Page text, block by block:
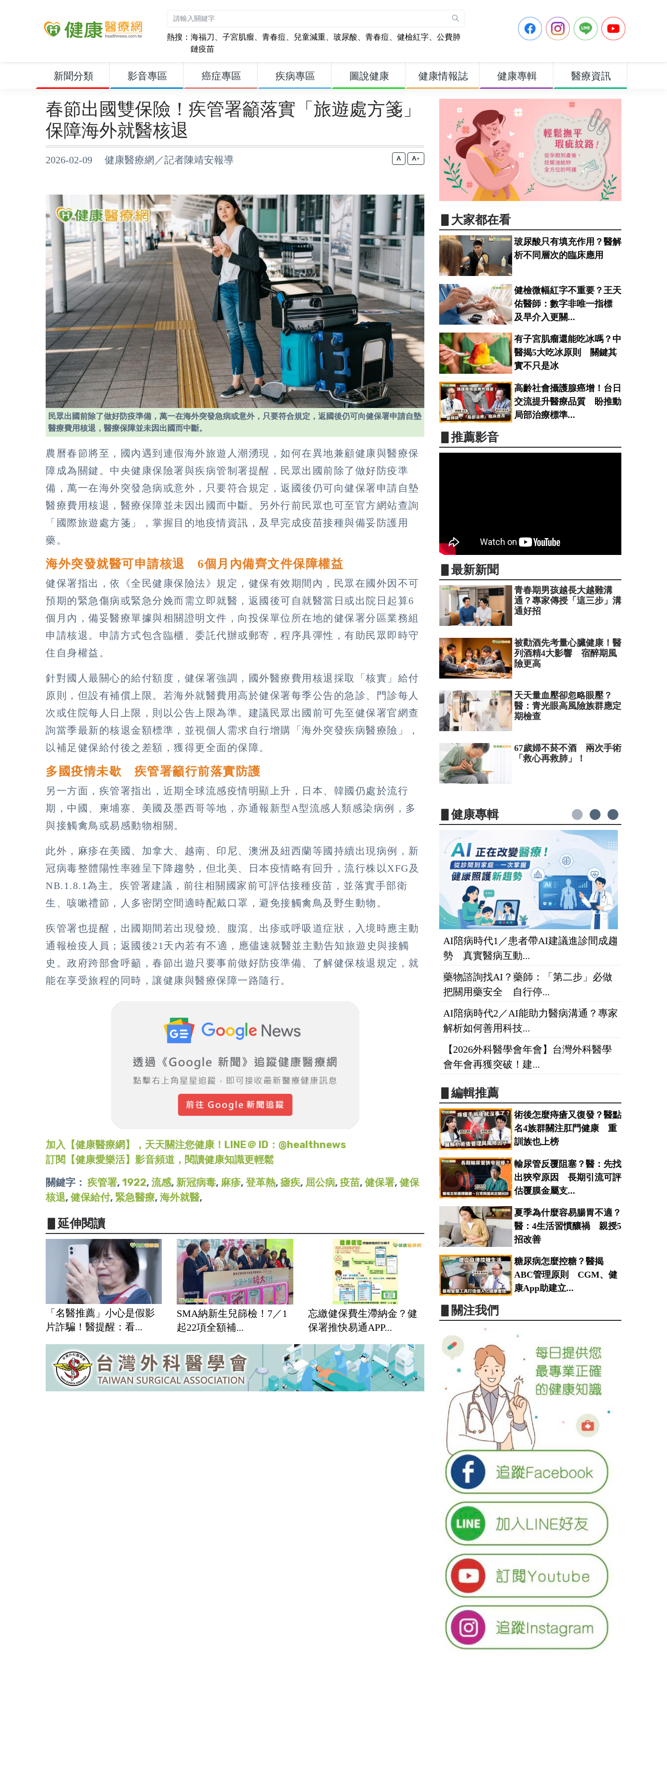
熱搜： 海福刀 、 子宮肌瘤、 青春痘、 兒童減重、 玻尿酸、 青春痘、 健檢紅字、 公費肺
鏈疫苗
新聞分類 影音專區 癌症專區 疾病專區 圖說健康 健康情報誌 健康專輯 醫療資訊
春節出國雙保險！疾管署籲落實「旅遊處方箋」
保障海外就醫核退
2026-02-09 健康醫療網／記者陳靖安報導 +
民眾出國前除了做好防疫準備，萬一在海外突發急病或意外，只要符合規定，返國後仍可向健保署申請自墊
醫療費用核退，醫療保障並未因出國而中斷。
農曆春節將至，國內遇到連假海外旅遊人潮湧現，如何在異地兼顧健康與醫療保
障成為關鍵。中央健康保險署與疾病管制署提醒，民眾出國前除了做好防疫準
備，萬一在海外突發急病或意外，只要符合規定，返國後仍可向健保署申請自墊
醫療費用核退，醫療保障並未因出國而中斷。另外行前民眾也可至官方網站查詢
「國際旅遊處方箋」，掌握目的地疫情資訊，及早完成疫苗接種與備妥防護用
藥。
海外突發就醫可申請核退 6個月內備齊文件保障權益
健保署指出，依《全民健康保險法》規定，健保有效期間內，民眾在國外因不可
預期的緊急傷病或緊急分娩而需立即就醫，返國後可自就醫當日或出院日起算6
個月內，備妥醫療單據與相關證明文件，向投保單位所在地的健保署分區業務組
申請核退。申請方式包含臨櫃、委託代辦或郵寄，程序具彈性，有助民眾即時守
住自身權益。
針對國人最關心的給付額度，健保署強調，國外醫療費用核退採取「核實」給付
原則，但設有補償上限。若海外就醫費用高於健保署每季公告的急診、門診每人
次或住院每人日上限，則以公告上限為準。建議民眾出國前可先至健保署官網查
詢當季最新的核退金額標準，並視個人需求自行增購「海外突發疾病醫療險」，
以補足健保給付後之差額，獲得更全面的保障。
多國疫情未歇 疾管署籲行前落實防護
另一方面，疾管署指出，近期全球流感疫情明顯上升，日本、韓國仍處於流行
期，中國、柬埔寨、美國及墨西哥等地，亦通報新型A型流感人類感染病例，多
與接觸禽鳥或易感動物相關。
此外，麻疹在美國、加拿大、越南、印尼、澳洲及紐西蘭等國持續出現病例，新
冠病毒整體陽性率雖呈下降趨勢，但北美、日本疫情略有回升，流行株以XFG及
NB.1.8.1為主。疾管署建議，前往相關國家前可評估接種疫苗，並落實手部衛
生、咳嗽禮節，人多密閉空間適時配戴口罩，避免接觸禽鳥及野生動物。
疾管署也提醒，出國期間若出現發燒、腹瀉、出疹或呼吸道症狀，入境時應主動
通報檢疫人員；返國後21天內若有不適，應儘速就醫並主動告知旅遊史與接觸
史。政府跨部會呼籲，春節出遊只要事前做好防疫準備、了解健保核退規定，就
能在享受旅程的同時，讓健康與醫療保障一路隨行。
加入【健康醫療網】，天天關注您健康！LINE＠ ID：@healthnews
訂閱【健康愛樂活】影音頻道，閱讀健康知識更輕鬆
關鍵字： 疾管署, 1922, 流感, 新冠病毒, 麻疹, 登革熱,瘧疾, 屈公病, 疫苗, 健保署, 健保
核退, 健保給付, 緊急醫療, 海外就醫,
▋延伸閱讀
「名醫推薦」小心是假影
片詐騙！醫提醒：看...
SMA納新生兒篩檢！7／1
起22項全額補...
忘繳健保費生滯納金？健
保署推快易通APP...
▋大家都在看
玻尿酸只有填充作用？醫解
析不同層次的臨床應用
健檢微幅紅字不重要？王天
佑醫師：數字非唯一指標
及早介入更關...
有子宮肌瘤還能吃冰嗎？中
醫揭5大吃冰原則 關鍵其
實不只是冰
高齡社會攝護腺癌增！台日
交流提升醫療品質 盼推動
局部治療標準...
▋推薦影音
▋最新新聞
青春期男孩越長大越難溝
通？專家傳授「這三步」溝
通好招
被勸酒先考量心臟健康！醫
列酒精4大影響 宿醉期風
險更高
天天量血壓卻忽略眼壓？
醫：青光眼高風險族群應定
期檢查
67歲婦不菸不酒 兩次手術
「救心再救肺」！
▋健康專輯
AI陪病時代1／患者帶AI建議進診間成趨
勢 真實醫病互動...
藥物諮詢找AI？藥師：「第二步」必做
把關用藥安全 自行停...
AI陪病時代2／AI能助力醫病溝通？專家
解析如何善用科技...
【2026外科醫學會年會】台灣外科醫學
會年會再獲突破！建...
▋編輯推薦
術後怎麼痔瘡又復發？醫點
名4族群關注肛門健康 重
訓族也上榜
輸尿管反覆阻塞？醫：先找
出狹窄原因 長期引流可評
估覆膜金屬支...
夏季為什麼容易腸胃不適？
醫：4生活習慣釀禍 親授5
招改善
糖尿病怎麼控糖？醫揭
ABC管理原則 CGM、健
康App助建立...
▋關注我們